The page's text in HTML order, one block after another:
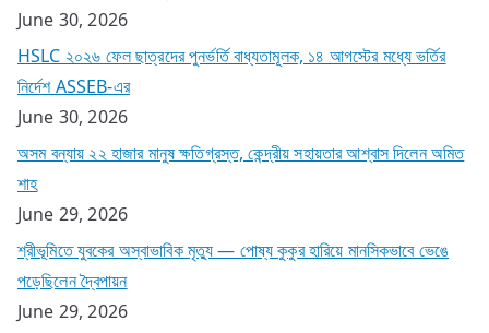
June 30, 2026
HSLC ২০২৬ ফেল ছাত্রদের পুনর্ভর্তি বাধ্যতামূলক, ১৪ আগস্টের মধ্যে ভর্তির
নির্দেশ ASSEB-এর
June 30, 2026
অসম বন্যায় ২২ হাজার মানুষ ক্ষতিগ্রস্ত, কেন্দ্রীয় সহায়তার আশ্বাস দিলেন অমিত
শাহ
June 29, 2026
শ্রীভূমিতে যুবকের অস্বাভাবিক মৃত্যু — পোষ্য কুকুর হারিয়ে মানসিকভাবে ভেঙে
পড়েছিলেন দ্বৈপায়ন
June 29, 2026